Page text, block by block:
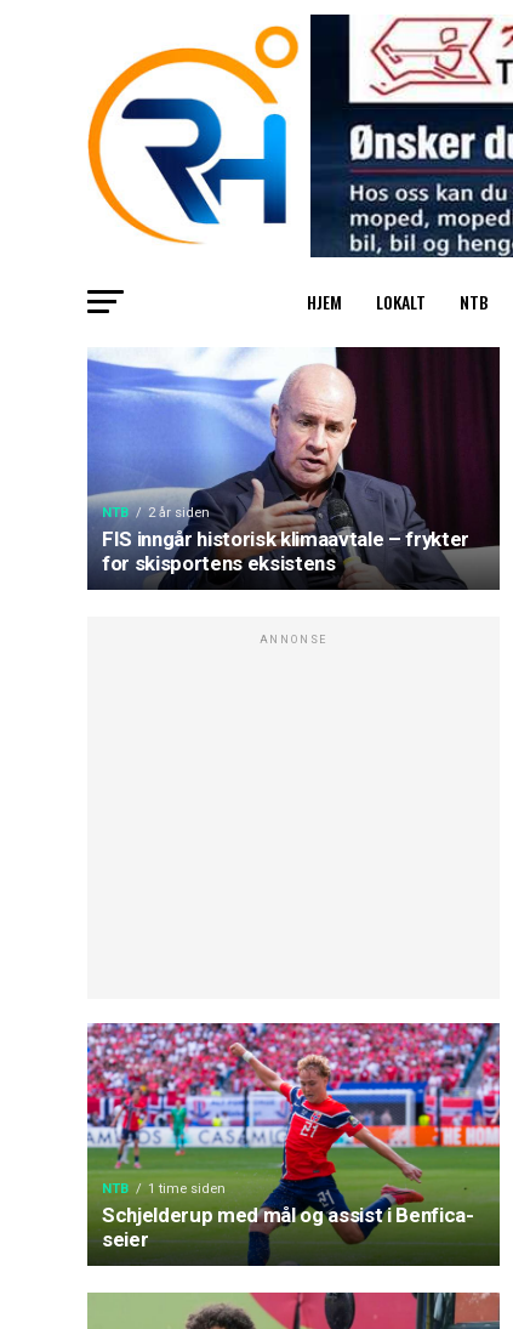
HJEM LOKALT NTB
NTB 2 år siden
FIS inngår historisk klimaavtale – frykter
for skisportens eksistens
ANNONSE
NTB 1 time siden
Schjelderup med mål og assist i Benfica-
seier